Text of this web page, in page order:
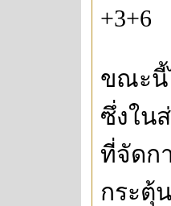
+3+6
ขณะนี้
ซึ่งใน
ที่จัดก
กระตุ้